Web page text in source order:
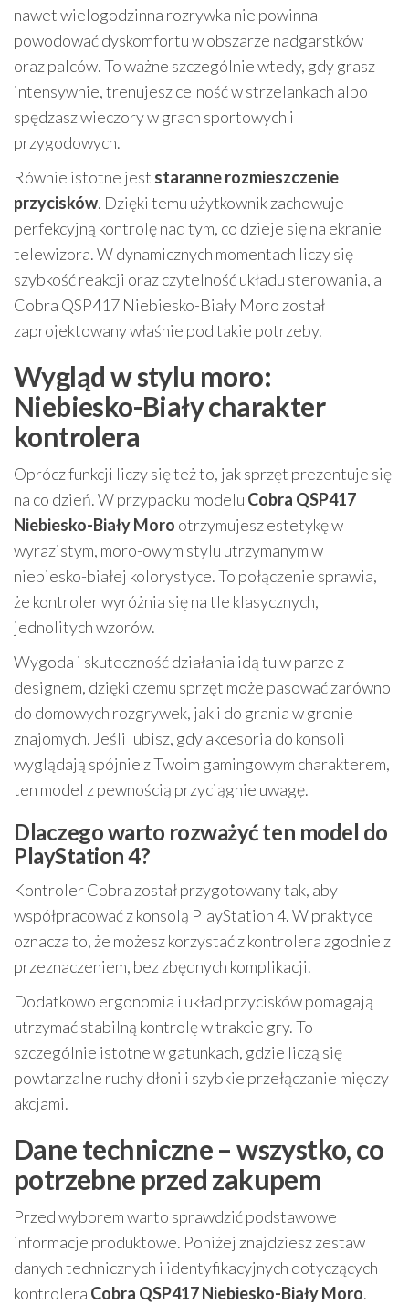
nawet wielogodzinna rozrywka nie powinna
powodować dyskomfortu w obszarze nadgarstków
oraz palców. To ważne szczególnie wtedy, gdy grasz
intensywnie, trenujesz celność w strzelankach albo
spędzasz wieczory w grach sportowych i
przygodowych.
Równie istotne jest staranne rozmieszczenie
przycisków. Dzięki temu użytkownik zachowuje
perfekcyjną kontrolę nad tym, co dzieje się na ekranie
telewizora. W dynamicznych momentach liczy się
szybkość reakcji oraz czytelność układu sterowania, a
Cobra QSP417 Niebiesko-Biały Moro został
zaprojektowany właśnie pod takie potrzeby.
Wygląd w stylu moro:
Niebiesko-Biały charakter
kontrolera
Oprócz funkcji liczy się też to, jak sprzęt prezentuje się
na co dzień. W przypadku modelu Cobra QSP417
Niebiesko-Biały Moro otrzymujesz estetykę w
wyrazistym, moro-owym stylu utrzymanym w
niebiesko-białej kolorystyce. To połączenie sprawia,
że kontroler wyróżnia się na tle klasycznych,
jednolitych wzorów.
Wygoda i skuteczność działania idą tu w parze z
designem, dzięki czemu sprzęt może pasować zarówno
do domowych rozgrywek, jak i do grania w gronie
znajomych. Jeśli lubisz, gdy akcesoria do konsoli
wyglądają spójnie z Twoim gamingowym charakterem,
ten model z pewnością przyciągnie uwagę.
Dlaczego warto rozważyć ten model do
PlayStation 4?
Kontroler Cobra został przygotowany tak, aby
współpracować z konsolą PlayStation 4. W praktyce
oznacza to, że możesz korzystać z kontrolera zgodnie z
przeznaczeniem, bez zbędnych komplikacji.
Dodatkowo ergonomia i układ przycisków pomagają
utrzymać stabilną kontrolę w trakcie gry. To
szczególnie istotne w gatunkach, gdzie liczą się
powtarzalne ruchy dłoni i szybkie przełączanie między
akcjami.
Dane techniczne – wszystko, co
potrzebne przed zakupem
Przed wyborem warto sprawdzić podstawowe
informacje produktowe. Poniżej znajdziesz zestaw
danych technicznych i identyfikacyjnych dotyczących
kontrolera Cobra QSP417 Niebiesko-Biały Moro.